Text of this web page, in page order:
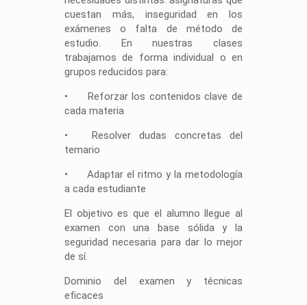
cuestan más, inseguridad en los
exámenes o falta de método de
estudio. En nuestras clases
trabajamos de forma individual o en
grupos reducidos para:
•
Reforzar los contenidos clave de
cada materia
•
Resolver dudas concretas del
temario
•
Adaptar el ritmo y la metodología
a cada estudiante
El objetivo es que el alumno llegue al
examen con una base sólida y la
seguridad necesaria para dar lo mejor
de sí.
Dominio del examen y técnicas
eficaces